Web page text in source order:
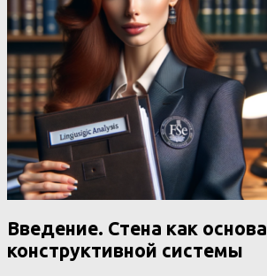
Введение. Стена как основа
конструктивной системы